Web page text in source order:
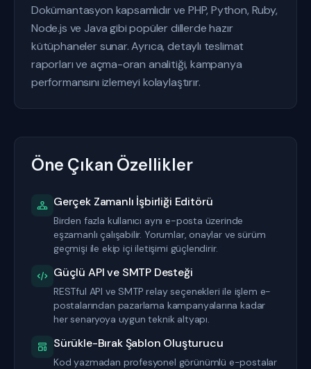
Dokümantasyon kapsamlıdır ve PHP, Python, Ruby,
Node.js ve Java gibi popüler dillerde hazır
kütüphaneler sunar. Ayrıca, detaylı teslimat
raporları ve açma-oran analitiği, kampanya
performansını izlemeyi kolaylaştırır.
Öne Çıkan Özellikler
Gerçek Zamanlı İşbirliği Editörü
Birden fazla kullanıcı aynı e-posta üzerinde
eşzamanlı çalışabilir. Yorumlar, onaylar ve sürüm
geçmişi ile ekip içi iletişimi güçlendirir.
Güçlü API ve SMTP Desteği
RESTful API ve SMTP relay seçenekleri ile işlem e-
postalarından pazarlama kampanyalarına kadar
her senaryoya uygun teknik altyapı.
Sürükle-Bırak Şablon Oluşturucu
Kod yazmadan profesyonel görünümlü e-postalar